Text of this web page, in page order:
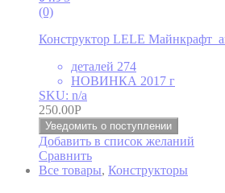
(0)
Конструктор LELE Майнкрафт
деталей 274
НОВИНКА 2017 г
SKU: n/a
250.00Р
Уведомить о поступлении
Добавить в список желаний
Сравнить
Все товары, Конструкторы